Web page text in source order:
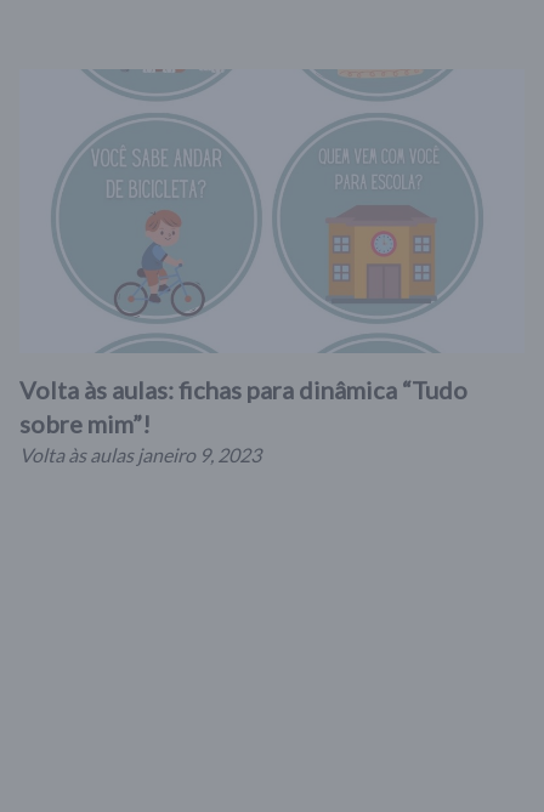
Volta às aulas: fichas para dinâmica “Tudo
sobre mim”!
Volta às aulas janeiro 9, 2023